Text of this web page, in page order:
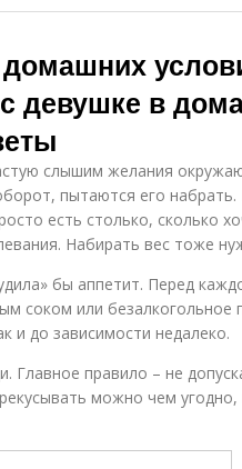
девушке в
слышим желания
пытаются его
есть столько, сколько
Набирать вес тоже
бы аппетит. Перед
соком или безалкогольное
и до зависимости недалеко.
правило – не
можно чем